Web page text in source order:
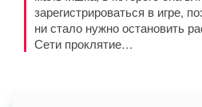
зарегистрироваться в игре,
ни стало нужно остановить
Сети проклятие…